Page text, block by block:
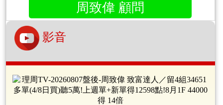
周致偉 顧問
影音